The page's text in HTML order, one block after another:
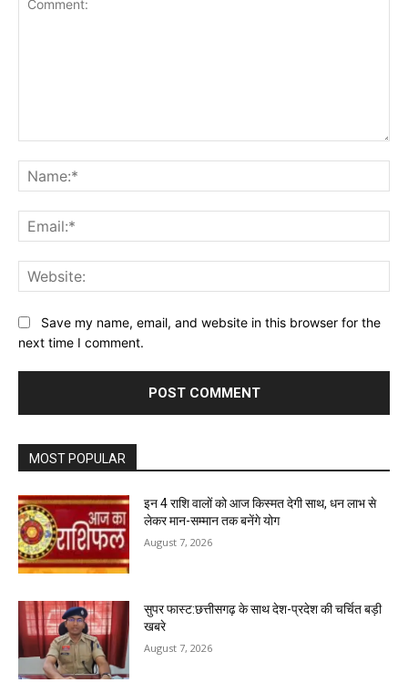
Save my name, email, and website in this browser for the
next time I comment.
MOST POPULAR
इन 4 राशि वालों को आज किस्मत देगी साथ, धन लाभ से
लेकर मान-सम्मान तक बनेंगे योग
August 7, 2026
सुपर फास्ट:छत्तीसगढ़ के साथ देश-प्रदेश की चर्चित बड़ी
खबरे
August 7, 2026